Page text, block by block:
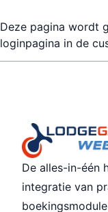
Deze pagina wordt
loginpagina in de
De alles-in-één
integratie van